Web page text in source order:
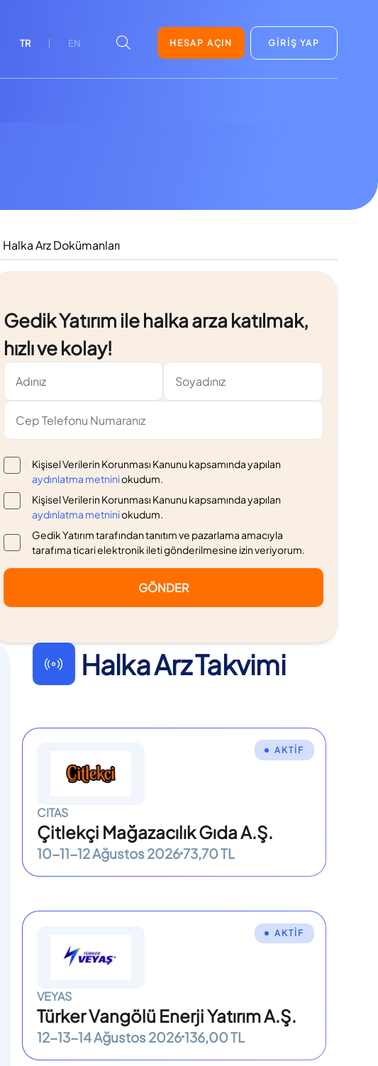
TR EN HESAP AÇIN GİRİŞ YAP
Halka Arz Dokümanları
Gedik Yatırım ile halka arza katılmak,
hızlı ve kolay!
Kişisel Verilerin Korunması Kanunu kapsamında yapılan
aydınlatma metniniokudum.
Kişisel Verilerin Korunması Kanunu kapsamında yapılan
aydınlatma metniniokudum.
Gedik Yatırım tarafından tanıtım ve pazarlama amacıyla
tarafıma ticari elektronik ileti gönderilmesine izin veriyorum.
GÖNDER
Halka Arz Takvimi
CITAS
Çitlekçi Mağazacılık Gıda A.Ş.
AKTİF
10-11-12 Ağustos 202673,70 TL
VEYAS
Türker Vangölü Enerji Yatırım A.Ş.
AKTİF
12-13-14 Ağustos 2026136,00 TL